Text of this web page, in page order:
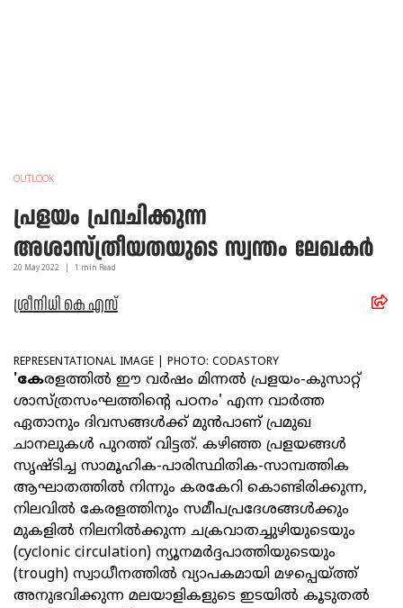
OUTLOOK
പ്രളയം പ്രവചിക്കുന്ന
അശാസ്ത്രീയതയുടെ സ്വന്തം ലേഖകര്‍
20 May 2022 1 min Read
ശ്രീനിധി കെ എസ്
REPRESENTATIONAL IMAGE | PHOTO: CODASTORY
'കേരളത്തിൽ ഈ വർഷം മിന്നൽ പ്രളയം-കുസാറ്റ്
ശാസ്ത്രസംഘത്തിന്റെ പഠനം' എന്ന വാർത്ത
ഏതാനും ദിവസങ്ങൾക്ക് മുൻപാണ് പ്രമുഖ
ചാനലുകൾ പുറത്ത് വിട്ടത്. കഴിഞ്ഞ പ്രളയങ്ങൾ
സൃഷ്ടിച്ച സാമൂഹിക-പാരിസ്ഥിതിക-സാമ്പത്തിക
ആഘാതത്തിൽ നിന്നും കരകേറി കൊണ്ടിരിക്കുന്ന,
നിലവിൽ കേരളത്തിനും സമീപപ്രദേശങ്ങൾക്കും
മുകളിൽ നിലനിൽക്കുന്ന ചക്രവാതച്ചുഴിയുടെയും
(cyclonic circulation) ന്യൂനമർദ്ദപാത്തിയുടെയും
(trough) സ്വാധീനത്തിൽ വ്യാപകമായി മഴപ്പെയ്ത്ത്
അനുഭവിക്കുന്ന മലയാളികളുടെ ഇടയിൽ കൂടുതൽ